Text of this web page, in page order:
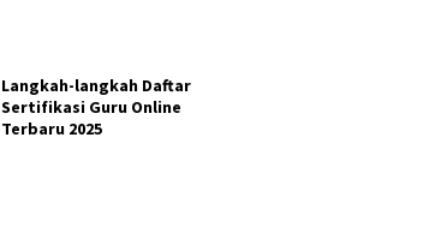
Langkah-langkah Daftar
Sertifikasi Guru Online
Terbaru 2025